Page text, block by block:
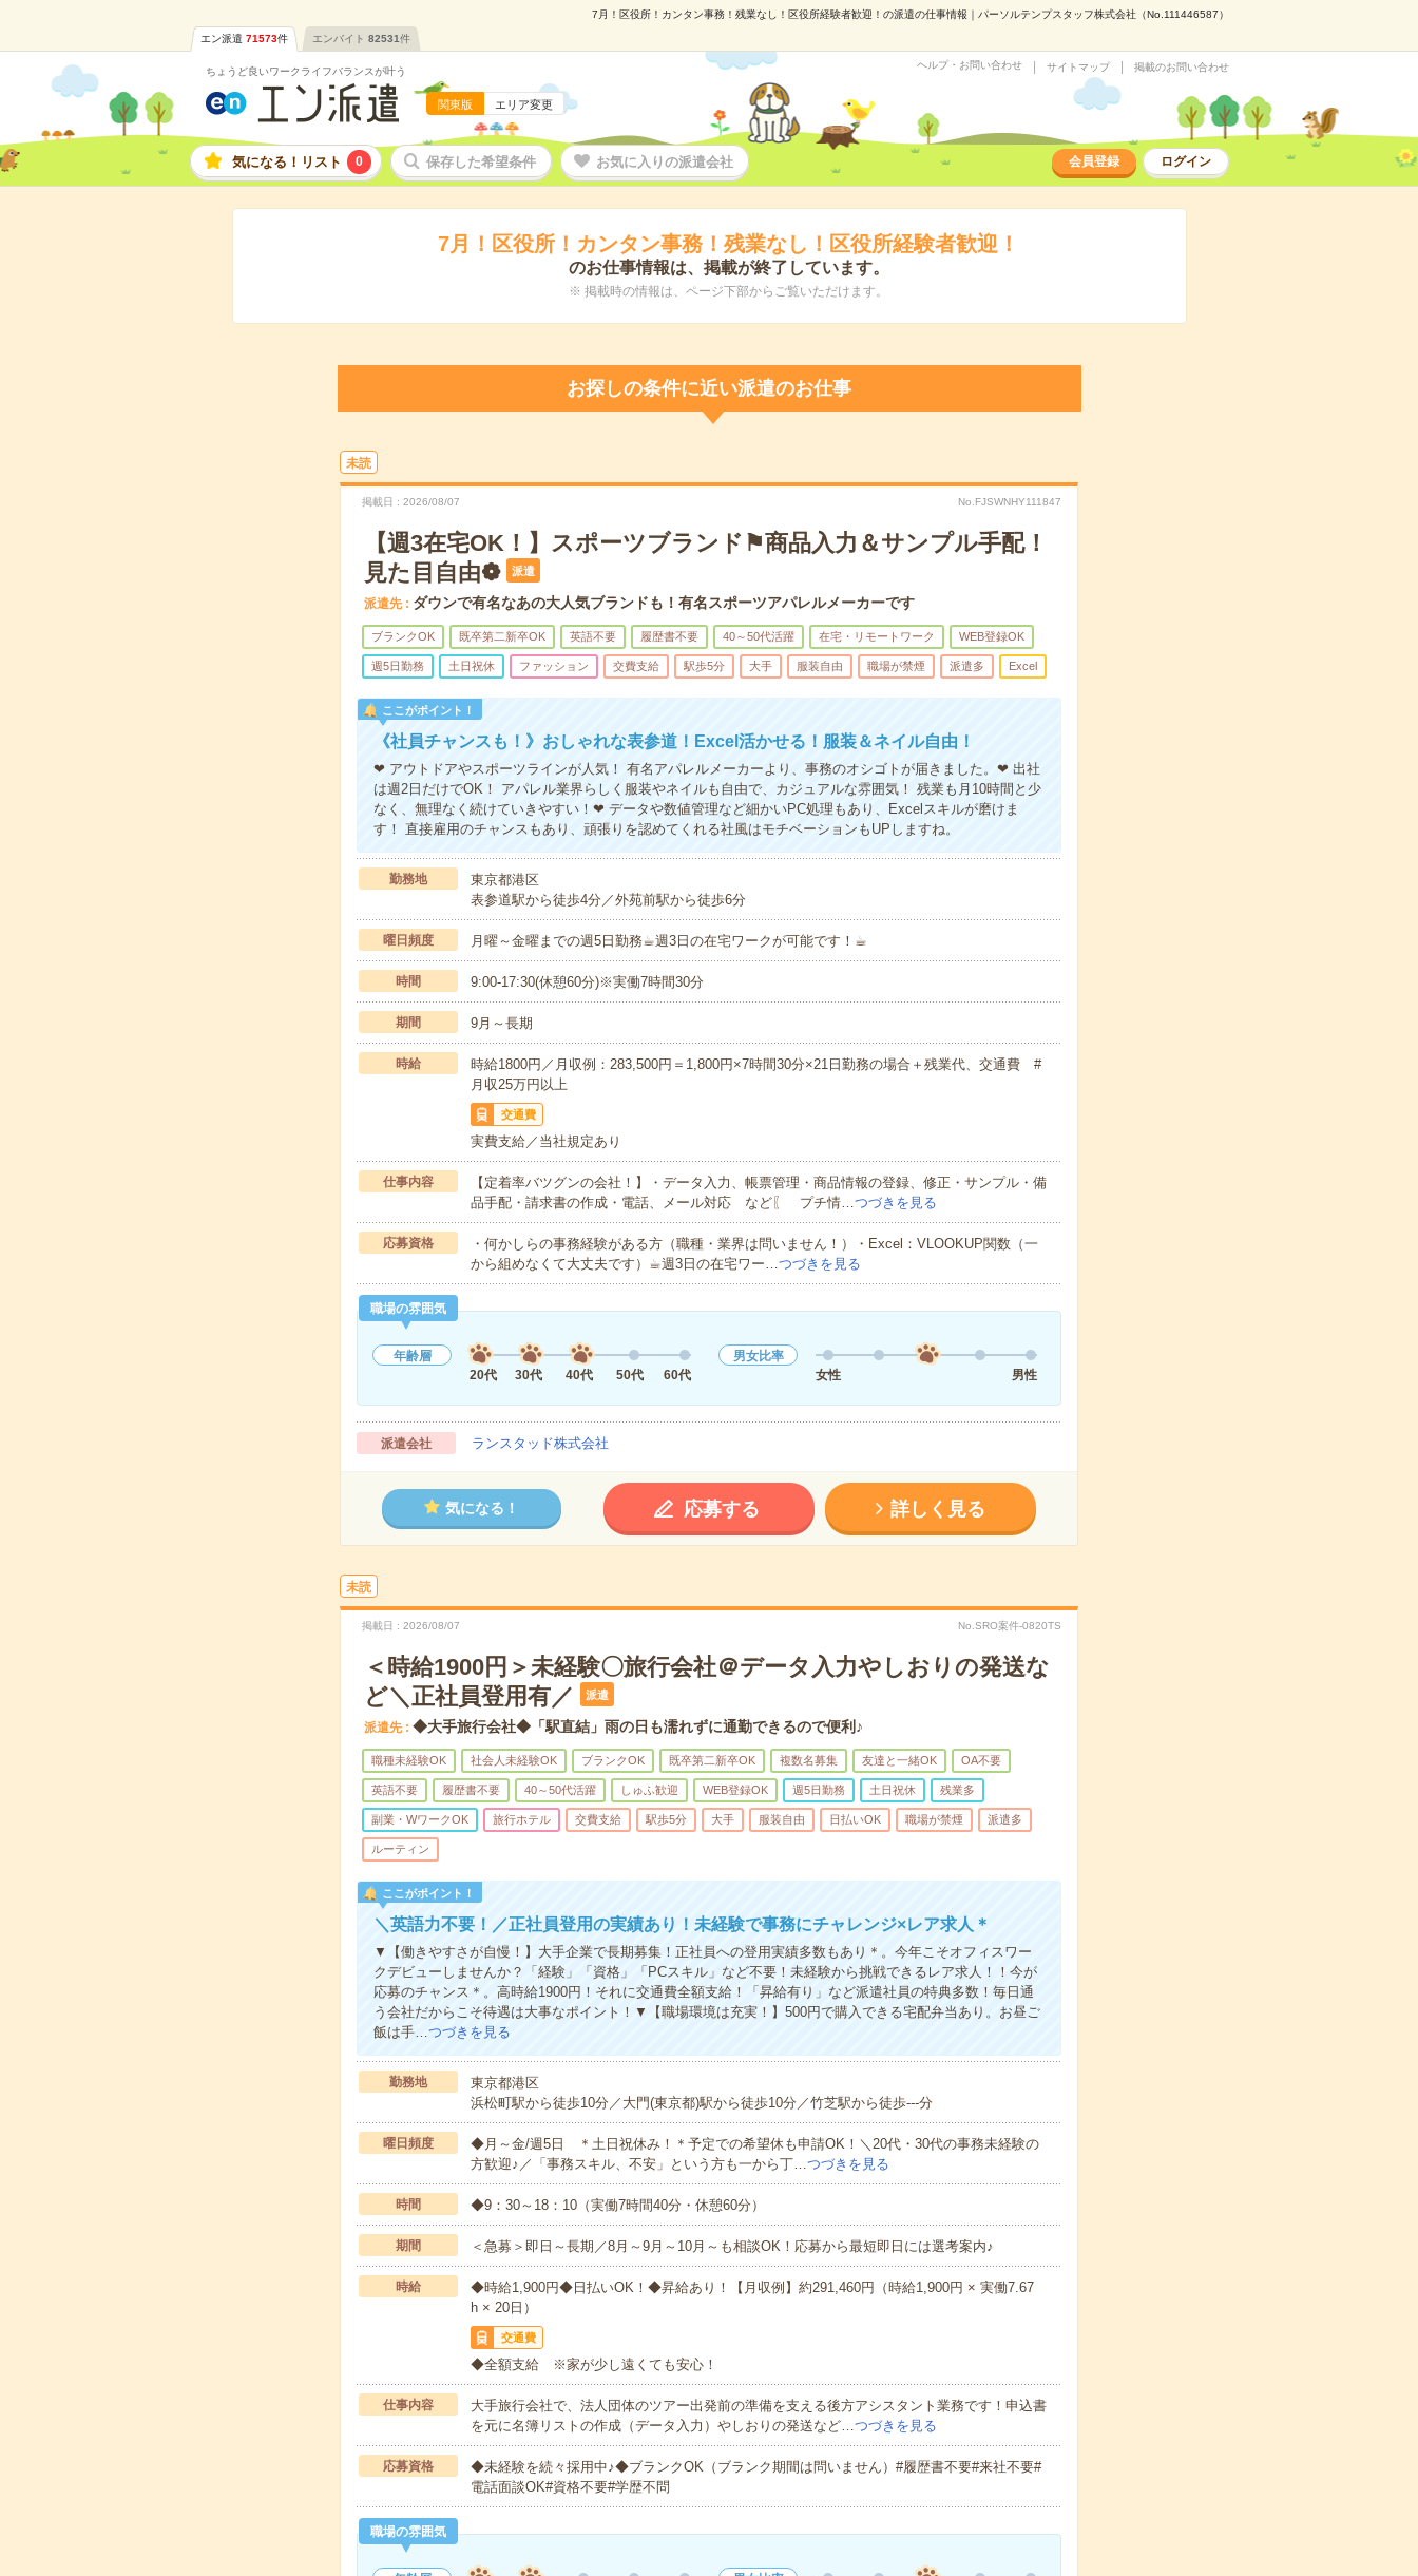
7月！区役所！カンタン事務！残業なし！区役所経験者歓迎！の派遣の仕事情報｜パーソルテンプスタッフ株式会社（No.111446587）
エン派遣 71573件 エンバイト 82531件
ちょうど良いワークライフバランスが叶う
関東版 エリア変更
ヘルプ・お問い合わせ サイトマップ 掲載のお問い合わせ
気になる！リスト 0 保存した希望条件 お気に入りの派遣会社 会員登録 ログイン
7月！区役所！カンタン事務！残業なし！区役所経験者歓迎！
のお仕事情報は、掲載が終了しています。
※ 掲載時の情報は、ページ下部からご覧いただけます。
お探しの条件に近い派遣のお仕事
未読
掲載日 2026/08/07 No.FJSWNHY111847
【週3在宅OK！】スポーツブランド⚑商品入力＆サンプル手配！
見た目自由❁
派遣
派遣先 ダウンで有名なあの大人気ブランドも！有名スポーツアパレルメーカーです
ブランクOK 既卒第二新卒OK 英語不要 履歴書不要 40～50代活躍 在宅・リモートワーク WEB登録OK
週5日勤務 土日祝休 ファッション 交費支給 駅歩5分 大手 服装自由 職場が禁煙 派遣多 Excel
ここがポイント！
《社員チャンスも！》おしゃれな表参道！Excel活かせる！服装＆ネイル自由！
❤ アウトドアやスポーツラインが人気！ 有名アパレルメーカーより、事務のオシゴトが届きました。❤ 出社
は週2日だけでOK！ アパレル業界らしく服装やネイルも自由で、カジュアルな雰囲気！ 残業も月10時間と少
なく、無理なく続けていきやすい！❤ データや数値管理など細かいPC処理もあり、Excelスキルが磨けま
す！ 直接雇用のチャンスもあり、頑張りを認めてくれる社風はモチベーションもUPしますね。
勤務地
東京都港区
表参道駅から徒歩4分／外苑前駅から徒歩6分
曜日頻度 月曜～金曜までの週5日勤務☕︎週3日の在宅ワークが可能です！☕︎
時間 9:00-17:30(休憩60分)※実働7時間30分
期間 9月～長期
時給
時給1800円／月収例：283,500円＝1,800円×7時間30分×21日勤務の場合＋残業代、交通費 #
月収25万円以上
交通費
実費支給／当社規定あり
仕事内容
【定着率バツグンの会社！】・データ入力、帳票管理・商品情報の登録、修正・サンプル・備
品手配・請求書の作成・電話、メール対応 など〖 プチ情…つづきを見る
応募資格
・何かしらの事務経験がある方（職種・業界は問いません！）・Excel：VLOOKUP関数（一
から組めなくて大丈夫です）☕︎週3日の在宅ワー…つづきを見る
職場の雰囲気
年齢層
20代
30代 40代 50代 60代
男女比率
女性
男性
派遣会社 ランスタッド株式会社
気になる！ 応募する 詳しく見る
未読
掲載日 2026/08/07 No.SRO案件-0820TS
＜時給1900円＞未経験〇旅行会社＠データ入力やしおりの発送な
ど＼正社員登用有／
派遣
派遣先 ◆大手旅行会社◆「駅直結」雨の日も濡れずに通勤できるので便利♪
職種未経験OK 社会人未経験OK ブランクOK 既卒第二新卒OK 複数名募集 友達と一緒OK OA不要
英語不要 履歴書不要 40～50代活躍 しゅふ歓迎 WEB登録OK 週5日勤務 土日祝休 残業多
副業・WワークOK 旅行ホテル 交費支給 駅歩5分 大手 服装自由 日払いOK 職場が禁煙 派遣多
ルーティン
ここがポイント！
＼英語力不要！／正社員登用の実績あり！未経験で事務にチャレンジ×レア求人＊
▼【働きやすさが自慢！】大手企業で長期募集！正社員への登用実績多数もあり＊。今年こそオフィスワー
クデビューしませんか？「経験」「資格」「PCスキル」など不要！未経験から挑戦できるレア求人！！今が
応募のチャンス＊。高時給1900円！それに交通費全額支給！「昇給有り」など派遣社員の特典多数！毎日通
う会社だからこそ待遇は大事なポイント！▼【職場環境は充実！】500円で購入できる宅配弁当あり。お昼ご
飯は手…つづきを見る
勤務地
東京都港区
浜松町駅から徒歩10分／大門(東京都)駅から徒歩10分／竹芝駅から徒歩---分
曜日頻度
◆月～金/週5日 ＊土日祝休み！＊予定での希望休も申請OK！＼20代・30代の事務未経験の
方歓迎♪／「事務スキル、不安」という方も一から丁…つづきを見る
時間 ◆9：30～18：10（実働7時間40分・休憩60分）
期間 ＜急募＞即日～長期／8月～9月～10月～も相談OK！応募から最短即日には選考案内♪
時給
◆時給1,900円◆日払いOK！◆昇給あり！【月収例】約291,460円（時給1,900円 × 実働7.67
h × 20日）
交通費
◆全額支給 ※家が少し遠くても安心！
仕事内容
大手旅行会社で、法人団体のツアー出発前の準備を支える後方アシスタント業務です！申込書
を元に名簿リストの作成（データ入力）やしおりの発送など…つづきを見る
応募資格
◆未経験を続々採用中♪◆ブランクOK（ブランク期間は問いません）#履歴書不要#来社不要#
電話面談OK#資格不要#学歴不問
職場の雰囲気